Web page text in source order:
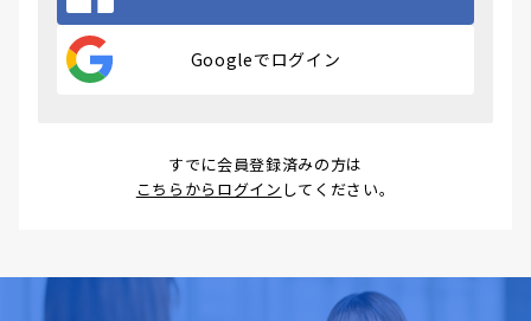
Googleでログイン
すでに会員登録済みの方は
こちらからログイン してください。